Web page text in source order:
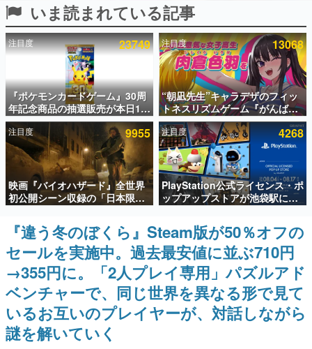
ピックアップ
電ファミのいま読まれている記事ランキング
アプリセール情報
インタビュー
連載・特集一覧
殿堂入り記事
SNS拡散数が数千以上！ ページビュー数万以上！ などな
ど。多くの人々に読まれた、電ファミ渾身の“殿堂入り”記
事をまとめました。
ゲームの企画書
名作ゲームクリエイターの方々に製作時のエピソードをお
聞きし、ヒットする企画（ゲーム）とは何か？を探ってい
きます。
赫本
この物語を解いてはいけない。『赫本』は、〈試験問題〉
の形をした短編ホラー小説集です。
新世代に訊く
いま読まれている記事
注目度 23749
『ポケモンカードゲーム』30周
年記念商品の抽選販売が本日12
時より開始。拡張パック「30th
CELEBRATION」のボックス
に、「プレミアムデッキセット
エーフィ・ブラッキー」
「FUTURISTIC BOX」の計3商
品
注目度 13068
“朝凪先生”キャラデザのフィッ
トネスリズムゲーム『がんば
れ！チアリズム』Steamストア
ページが公開。キャラクターの
CVは陽向葵ゅかさん
注目度 9955
映画『バイオハザード』全世界
初公開シーン収録の「日本限
定」予告映像が解禁。バイオの
日（8月10日）にあわせて、
「ラクーンシティ総合病院」へ
行く配達人の姿が披露
注目度 4268
PlayStation公式ライセンス・ポ
ップアップストアが池袋駅にて
期間限定で開催。夏のアパレル
や『ブラッドボーン』の新作ア
イテムが登場
『違う冬のぼくら』Steam版が50％オフの
セールを実施中。過去最安値に並ぶ710円
→355円に。「2人プレイ専用」パズルアド
ベンチャーで、同じ世界を異なる形で見て
いるお互いのプレイヤーが、対話しながら
謎を解いていく